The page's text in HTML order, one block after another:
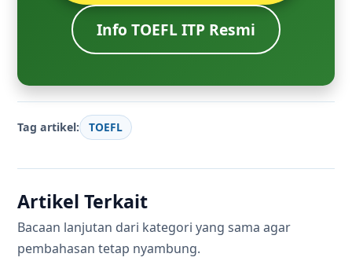
Info TOEFL ITP Resmi
Tag artikel: TOEFL
Artikel Terkait
Bacaan lanjutan dari kategori yang sama agar
pembahasan tetap nyambung.